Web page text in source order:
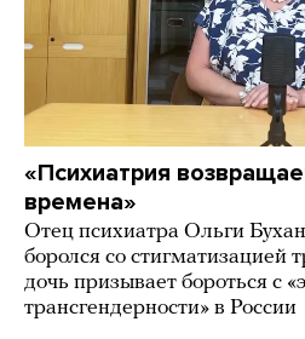
«Психиатрия
времена»
Отец психиатра Ольги
боролся со стигматизацией
дочь призывает бороться с
трансгендерности» в России